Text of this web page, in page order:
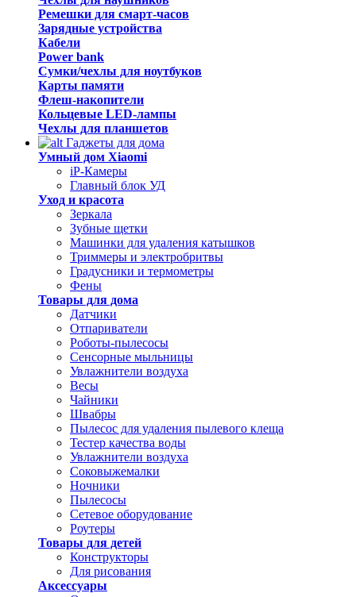
Ремешки для смарт-часов
Зарядные устройства
Кабели
Power bank
Сумки/чехлы для ноутбуков
Карты памяти
Флеш-накопители
Кольцевые LED-лампы
Чехлы для планшетов
Гаджеты для дома
Умный дом Xiaomi
iP-Камеры
Главный блок УД
Уход и красота
Зеркала
Зубные щетки
Машинки для удаления катышков
Триммеры и электробритвы
Градусники и термометры
Фены
Товары для дома
Датчики
Отпариватели
Роботы-пылесосы
Сенсорные мыльницы
Увлажнители воздуха
Весы
Чайники
Швабры
Пылесос для удаления пылевого клеща
Тестер качества воды
Увлажнители воздуха
Соковыжемалки
Ночники
Пылесосы
Сетевое оборудование
Роутеры
Товары для детей
Конструкторы
Для рисования
Аксессуары